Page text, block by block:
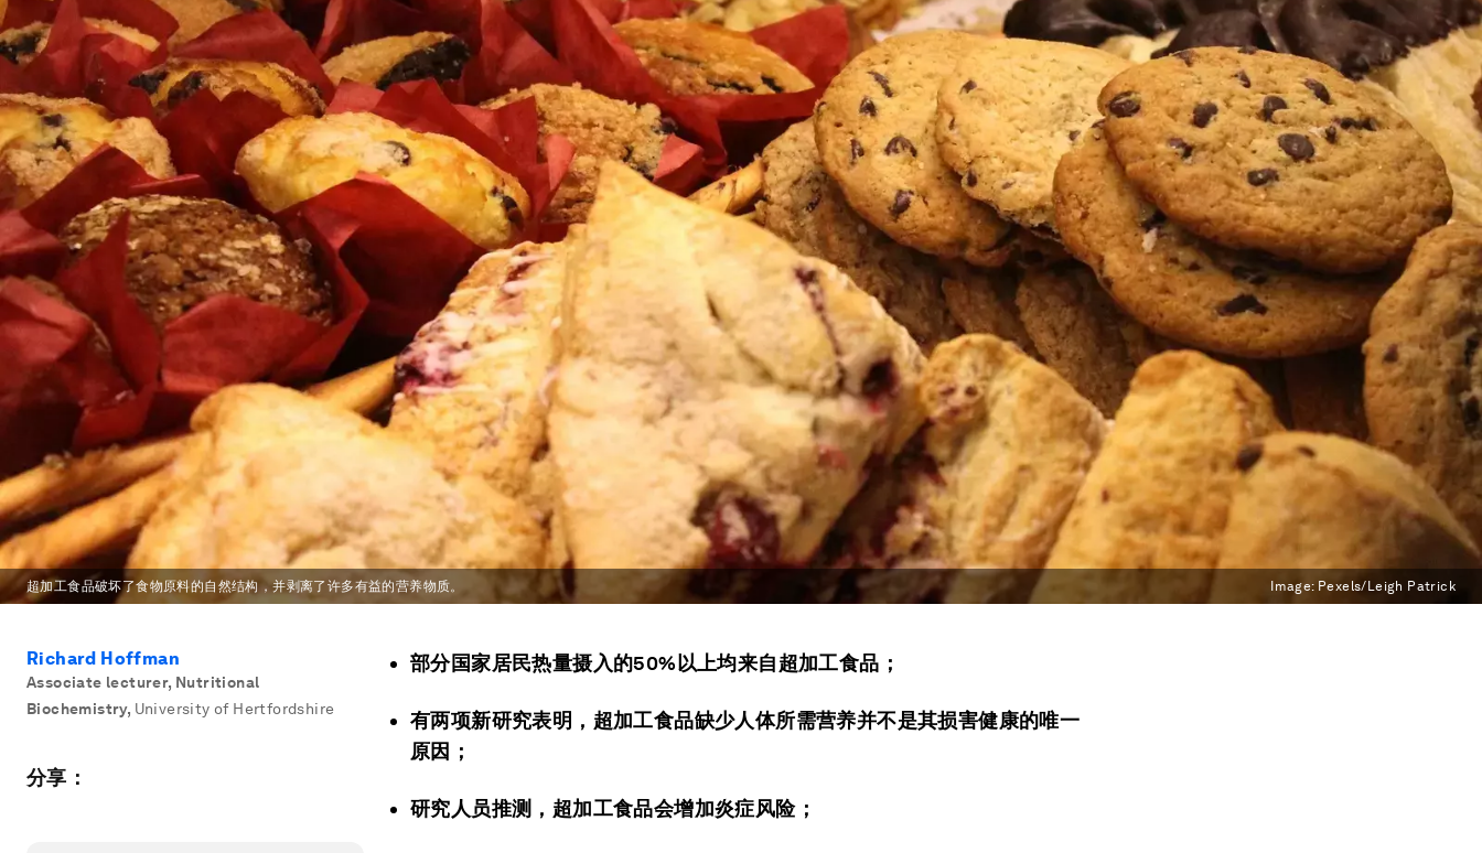
超加工食品破坏了食物原料的自然结构，并剥离了许多有益的营养物质。 Image: Pexels/Leigh Patrick
Richard Hoffman
Associate lecturer, Nutritional
Biochemistry, University of Hertfordshire
分享：
部分国家居民热量摄入的50%以上均来自超加工食品；
有两项新研究表明，超加工食品缺少人体所需营养并不是其损害健康的唯一
原因；
研究人员推测，超加工食品会增加炎症风险；